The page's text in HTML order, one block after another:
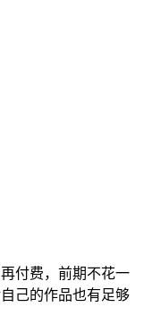
付费，前期不花一
己的作品也有足够